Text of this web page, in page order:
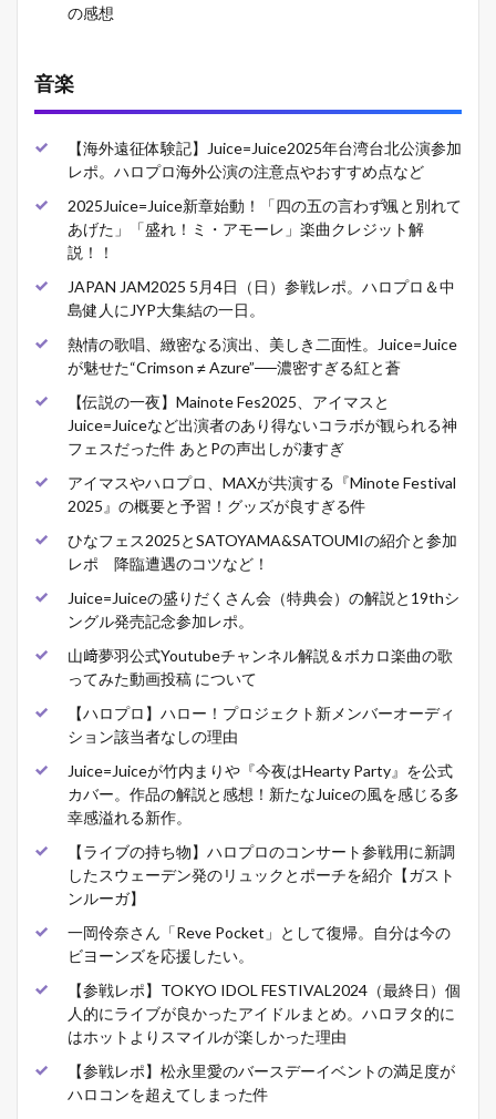
の感想
音楽
【海外遠征体験記】Juice=Juice2025年台湾台北公演参加
レポ。ハロプロ海外公演の注意点やおすすめ点など
2025Juice=Juice新章始動！「四の五の言わず颯と別れて
あげた」「盛れ！ミ・アモーレ」楽曲クレジット解
説！！
JAPAN JAM2025 5月4日（日）参戦レポ。ハロプロ＆中
島健人にJYP大集結の一日。
熱情の歌唱、緻密なる演出、美しき二面性。Juice=Juice
が魅せた“Crimson ≠ Azure”──濃密すぎる紅と蒼
【伝説の一夜】Mainote Fes2025、アイマスと
Juice=Juiceなど出演者のあり得ないコラボが観られる神
フェスだった件 あとPの声出しが凄すぎ
アイマスやハロプロ、MAXが共演する『Minote Festival
2025』の概要と予習！グッズが良すぎる件
ひなフェス2025とSATOYAMA&SATOUMIの紹介と参加
レポ 降臨遭遇のコツなど！
Juice=Juiceの盛りだくさん会（特典会）の解説と19thシ
ングル発売記念参加レポ。
山﨑夢羽公式Youtubeチャンネル解説＆ボカロ楽曲の歌
ってみた動画投稿 について
【ハロプロ】ハロー！プロジェクト新メンバーオーディ
ション該当者なしの理由
Juice=Juiceが竹内まりや『今夜はHearty Party』を公式
カバー。作品の解説と感想！新たなJuiceの風を感じる多
幸感溢れる新作。
【ライブの持ち物】ハロプロのコンサート参戦用に新調
したスウェーデン発のリュックとポーチを紹介【ガスト
ンルーガ】
一岡伶奈さん「Reve Pocket」として復帰。自分は今の
ビヨーンズを応援したい。
【参戦レポ】TOKYO IDOL FESTIVAL2024（最終日）個
人的にライブが良かったアイドルまとめ。ハロヲタ的に
はホットよりスマイルが楽しかった理由
【参戦レポ】松永里愛のバースデーイベントの満足度が
ハロコンを超えてしまった件